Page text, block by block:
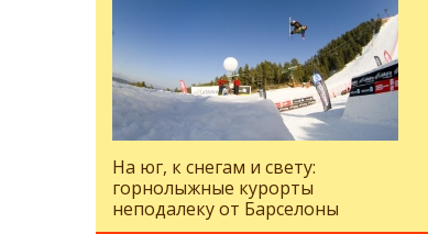
На юг, к снегам и свету:
горнолыжные курорты
неподалеку от Барселоны